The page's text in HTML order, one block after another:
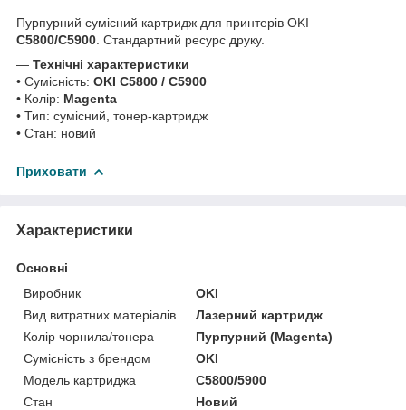
Пурпурний сумісний картридж для принтерів OKI
C5800/C5900 . Стандартний ресурс друку.
— Технічні характеристики
• Сумісність: OKI C5800 / C5900
• Колір: Magenta
• Тип: сумісний, тонер-картридж
• Стан: новий
Приховати
Характеристики
Основні
Виробник
OKI
Вид витратних матеріалів
Лазерний картридж
Колір чорнила/тонера
Пурпурний (Magenta)
Сумісність з брендом
OKI
Модель картриджа
C5800/5900
Стан
Новий